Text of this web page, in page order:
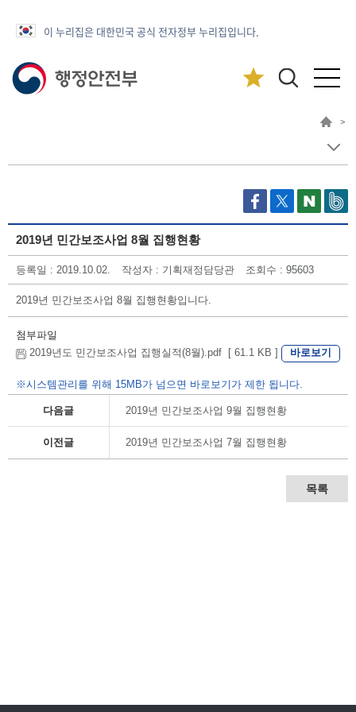
이 누리집은 대한민국 공식 전자정부 누리집입니다.
>
2019년 민간보조사업 8월 집행현황
등록일 : 2019.10.02. 작성자 : 기획재정담당관 조회수 : 95603
2019년 민간보조사업 8월 집행현황입니다.
첨부파일
2019년도 민간보조사업 집행실적(8월).pdf [ 61.1 KB ]
바로보기
※시스템관리를 위해 15MB가 넘으면 바로보기가 제한 됩니다.
다음글 2019년 민간보조사업 9월 집행현황
이전글 2019년 민간보조사업 7월 집행현황
목록